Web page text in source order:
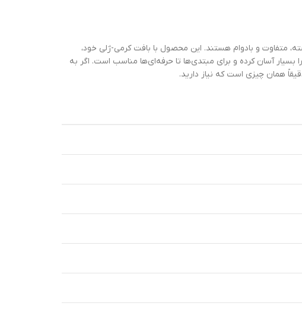
متفاوت و بادوام هستند. این محصول با بافت کرمی-ژلی خود،
آسان کرده و برای مبتدی‌ها تا حرفه‌ای‌ها مناسب است. اگر به
همان چیزی است که نیاز دارید.